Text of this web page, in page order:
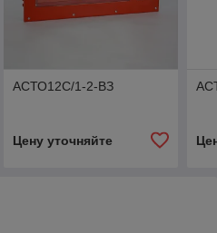
АСТО12С/1-2-ВЗ
Цену уточняйте